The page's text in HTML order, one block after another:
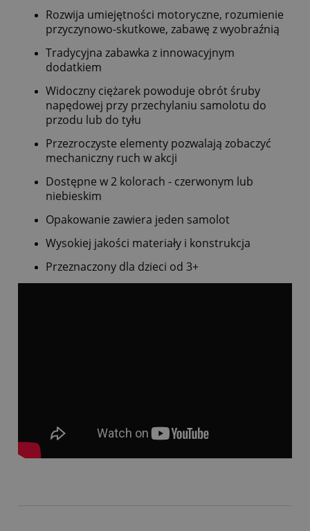
Rozwija umiejętności motoryczne, rozumienie
przyczynowo-skutkowe, zabawę z wyobraźnią
Tradycyjna zabawka z innowacyjnym
dodatkiem
Widoczny ciężarek powoduje obrót śruby
napędowej przy przechylaniu samolotu do
przodu lub do tyłu
Przezroczyste elementy pozwalają zobaczyć
mechaniczny ruch w akcji
Dostępne w 2 kolorach - czerwonym lub
niebieskim
Opakowanie zawiera jeden samolot
Wysokiej jakości materiały i konstrukcja
Przeznaczony dla dzieci od 3+